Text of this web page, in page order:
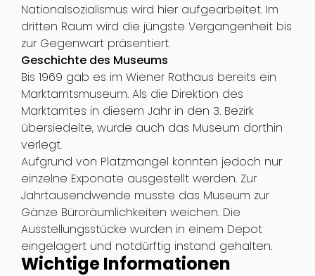
Nationalsozialismus wird hier aufgearbeitet. Im
dritten Raum wird die jüngste Vergangenheit bis
zur Gegenwart präsentiert.
Geschichte des Museums
Bis 1969 gab es im Wiener Rathaus bereits ein
Marktamtsmuseum. Als die Direktion des
Marktamtes in diesem Jahr in den 3. Bezirk
übersiedelte, wurde auch das Museum dorthin
verlegt.
Aufgrund von Platzmangel konnten jedoch nur
einzelne Exponate ausgestellt werden. Zur
Jahrtausendwende musste das Museum zur
Gänze Büroräumlichkeiten weichen. Die
Ausstellungsstücke wurden in einem Depot
eingelagert und notdürftig instand gehalten.
Wichtige Informationen